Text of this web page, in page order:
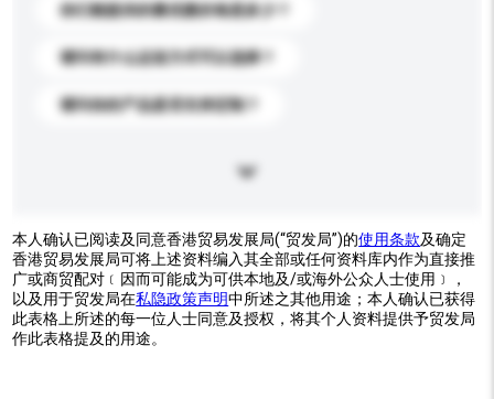
你们能提供的最优惠价格是多少？
请问有什么运送方式可以选择？
请问你的产品是否支持定制？
本人确认已阅读及同意香港贸易发展局(“贸发局”)的使用条款及确定
香港贸易发展局可将上述资料编入其全部或任何资料库内作为直接推
广或商贸配对﹝因而可能成为可供本地及/或海外公众人士使用﹞，
以及用于贸发局在私隐政策声明中所述之其他用途；本人确认已获得
此表格上所述的每一位人士同意及授权，将其个人资料提供予贸发局
作此表格提及的用途。